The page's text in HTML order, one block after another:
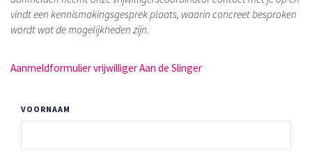
vindt een kennismakingsgesprek plaats, waarin concreet besproken
wordt wat de mogelijkheden zijn.
Aanmeldformulier vrijwilliger Aan de Slinger
VOORNAAM